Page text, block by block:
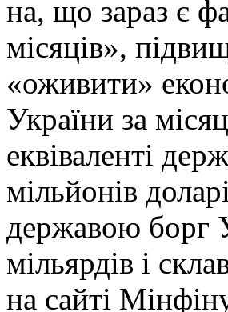
на, що зараз є
місяців»,
«оживити»
України за
еквіваленті
мільйонів
державою борг
мільярдів і
на сайті